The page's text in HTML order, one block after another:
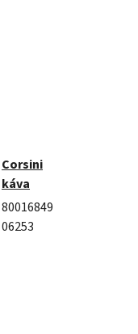
Corsini
káva
80016849
06253